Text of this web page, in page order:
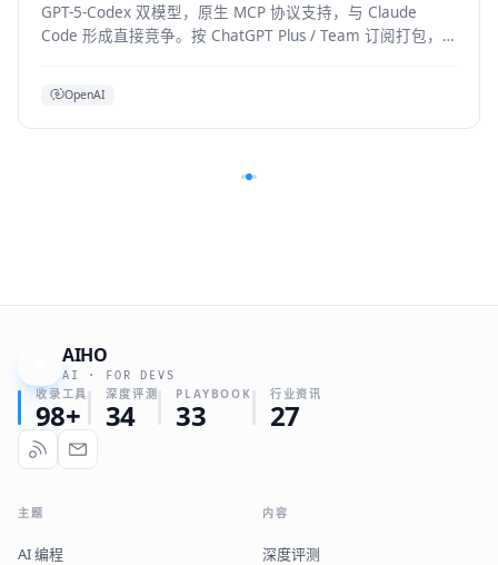
GPT-5-Codex 双模型，原生 MCP 协议支持，与 Claude
Code 形成直接竞争。按 ChatGPT Plus / Team 订阅打包，
OpenAI
AIHO
AI · FOR DEVS
收录工具
98+
深度评测
34
PLAYBOOK
33
行业资讯
27
主题
AI 编程
内容
深度评测